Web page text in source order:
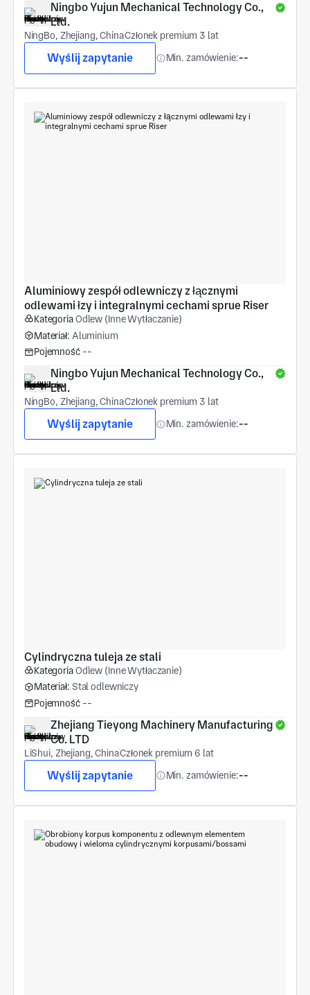
Ningbo Yujun Mechanical Technology Co.,
Ltd.
NingBo, Zhejiang, ChinaCzłonek premium 3 lat
Wyślij zapytanie Min. zamówienie:--
Aluminiowy zespół odlewniczy z łącznymi
odlewami łzy i integralnymi cechami sprue Riser
KategoriaOdlew (Inne Wytłaczanie)
Materiał: Aluminium
Pojemność --
Ningbo Yujun Mechanical Technology Co.,
Ltd.
NingBo, Zhejiang, ChinaCzłonek premium 3 lat
Wyślij zapytanie Min. zamówienie:--
Cylindryczna tuleja ze stali
KategoriaOdlew (Inne Wytłaczanie)
Materiał: Stal odlewniczy
Pojemność --
Zhejiang Tieyong Machinery Manufacturing
Co. LTD
LiShui, Zhejiang, ChinaCzłonek premium 6 lat
Wyślij zapytanie Min. zamówienie:--